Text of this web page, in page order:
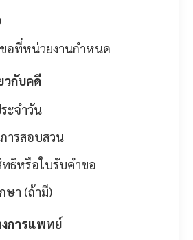
อที่หน่วยงานกำหนด
วกับคดี
ะจำวัน
ารสอบสวน
ทธิหรือใบรับคำขอ
ษา (ถ้ามี)
งการแพทย์